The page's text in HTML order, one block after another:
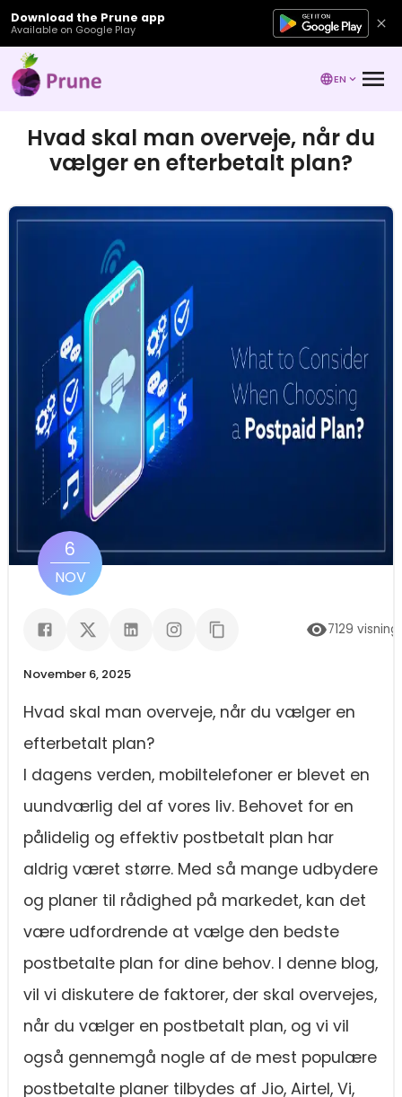
Download the Prune app
Available on Google Play
EN
Hvad skal man overveje, når du
vælger en efterbetalt plan?
6
NOV
7129
November 6, 2025
Hvad skal man overveje, når du vælger en
efterbetalt plan?
I dagens verden, mobiltelefoner er blevet en
uundværlig del af vores liv. Behovet for en
pålidelig og effektiv postbetalt plan har
aldrig været større. Med så mange udbydere
og planer til rådighed på markedet, kan det
være udfordrende at vælge den bedste
postbetalte plan for dine behov. I denne blog,
vil vi diskutere de faktorer, der skal overvejes,
når du vælger en postbetalt plan, og vi vil
også gennemgå nogle af de mest populære
postbetalte planer tilbydes af Jio, Airtel, Vi,